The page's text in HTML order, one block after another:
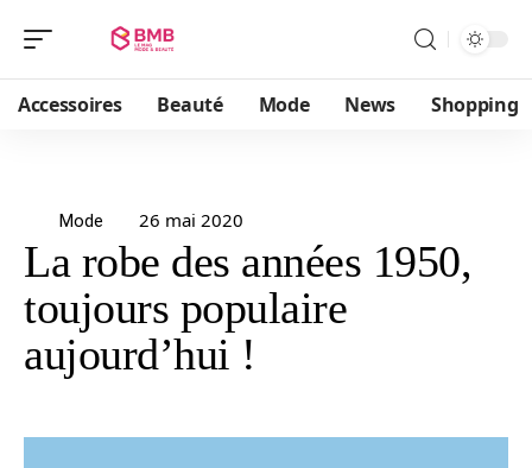
Accessoires Beauté Mode News Shopping
Mode 26 mai 2020
La robe des années 1950,
toujours populaire
aujourd’hui !